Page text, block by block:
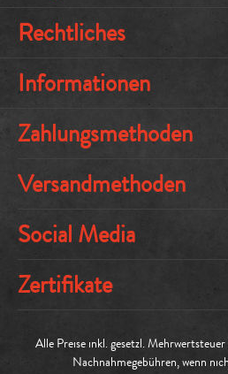
Rechtliches
Informationen
Zahlungsmethoden
Versandmethoden
Social Media
Zertifikate
Alle Preise inkl. gesetzl. Mehrwertsteuer
Nachnahmegebühren, wenn